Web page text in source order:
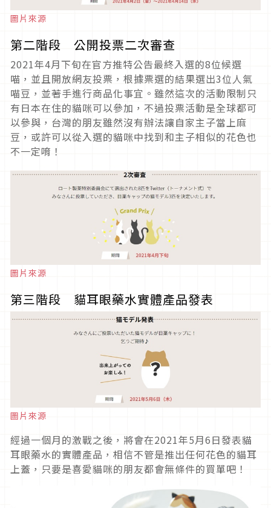
圖片來源
第二階段 公開投票二次審查
2021年4月下旬在官方推特公告最終入選的8位候選
喵，並且開放網友投票，根據票選的結果選出3位人氣
喵豆，並著手進行商品化事宜。雖然這次的活動限制只
有日本在住的貓咪可以參加，不過投票活動是全球都可
以參與，台灣的朋友雖然沒有辦法讓自家主子當上麻
豆，或許可以從入選的貓咪中找到和主子相似的花色也
不一定唷！
圖片來源
第三階段 貓耳眼藥水實體產品發表
圖片來源
經過一個月的激戰之後，將會在2021年5月6日發表貓
耳眼藥水的實體產品，相信不管是推出任何花色的貓耳
上蓋，只要是喜愛貓咪的朋友都會無條件的買單吧！